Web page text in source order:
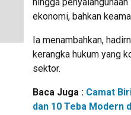
hingga
ekonomi, bahkan
Ia menambahkan,
kerangka hukum yang
sektor.
Baca Juga : Camat
dan 10 Teba Modern